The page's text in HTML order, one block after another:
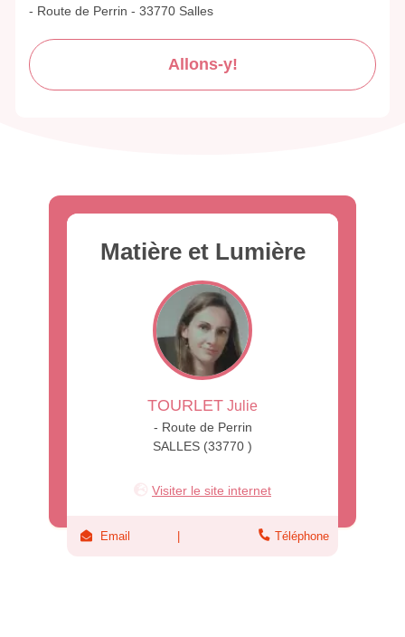
- Route de Perrin - 33770 Salles
Allons-y!
Matière et Lumière
TOURLET Julie
- Route de Perrin
SALLES (33770 )
Visiter le site internet
Email Téléphone